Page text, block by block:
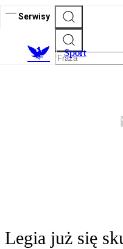
Serwisy
Sport
Legia już się